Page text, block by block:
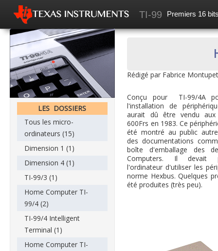
TI-99 Premiers 16
Accueil
Mes recherches
News
Les articles
Forum
LES DOSSIERS
Tous les micro-
ordinateurs (15)
Dimension 1 (1)
Dimension 4 (1)
TI-99/3 (1)
Home Computer TI-
99/4 (2)
TI-99/4 Intelligent
Terminal (1)
Home Computer TI-
Rédigé par Fabrice
Conçu pour TI-99/4A
l'installation de
aurait dû être vendu
600Frs en 1983. Ce
été montré au public
des documentations
boîte d'emballage des
Computers. Il devait
l'ordinateur d'utiliser les
norme Hexbus. Quelques
été produites (très peu).